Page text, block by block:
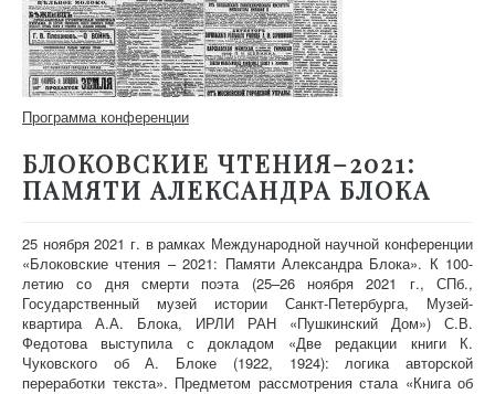
Программа конференции
БЛОКОВСКИЕ ЧТЕНИЯ–2021:
ПАМЯТИ АЛЕКСАНДРА БЛОКА
25 ноября 2021 г. в рамках Международной научной конференции
«Блоковские чтения – 2021: Памяти Александра Блока». К 100-
летию со дня смерти поэта (25–26 ноября 2021 г., СПб.,
Государственный музей истории Санкт-Петербурга, Музей-
квартира А.А. Блока, ИРЛИ РАН «Пушкинский Дом») С.В.
Федотова выступила с докладом «Две редакции книги К.
Чуковского об А. Блоке (1922, 1924): логика авторской
переработки текста». Предметом рассмотрения стала «Книга об